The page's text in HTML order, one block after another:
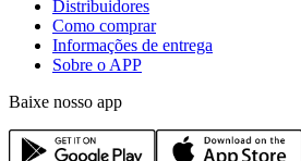
Distribuidores
Como comprar
Informações de entrega
Sobre o APP
Baixe nosso app